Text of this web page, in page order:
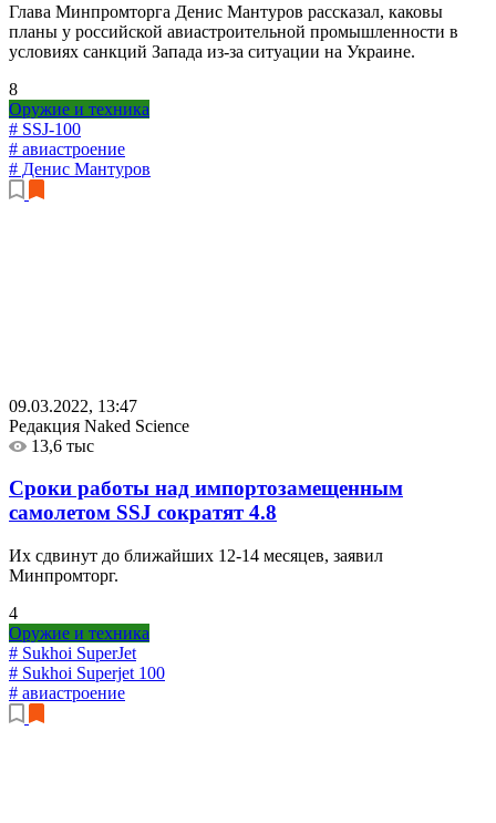
Глава Минпромторга Денис Мантуров рассказал, каковы
планы у российской авиастроительной промышленности в
условиях санкций Запада из-за ситуации на Украине.
8
Оружие и техника
# SSJ-100
# авиастроение
# Денис Мантуров
09.03.2022, 13:47
Редакция Naked Science
13,6 тыс
Сроки работы над импортозамещенным
самолетом SSJ сократят4.8
Их сдвинут до ближайших 12-14 месяцев, заявил
Минпромторг.
4
Оружие и техника
# Sukhoi SuperJet
# Sukhoi Superjet 100
# авиастроение